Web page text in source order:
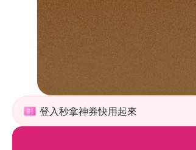
登入秒拿神券快用起來